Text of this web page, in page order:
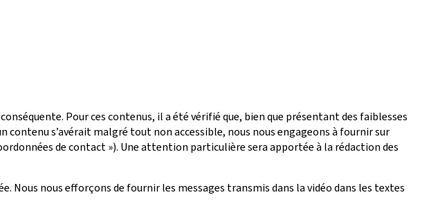
Pour ces contenus, il a été vérifié que, bien que présentant des faiblesses
s’avérait malgré tout non accessible, nous nous engageons à fournir sur
de contact »). Une attention particulière sera apportée à la rédaction des
nous efforçons de fournir les messages transmis dans la vidéo dans les textes